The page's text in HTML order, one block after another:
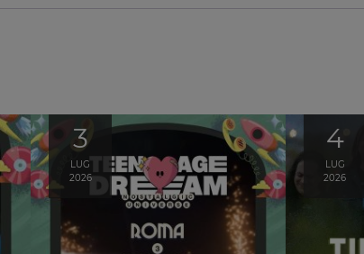
3
LUG
2026
4
LUG
2026